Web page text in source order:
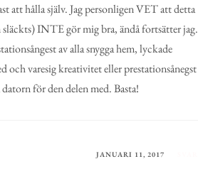
att hålla själv. Jag personligen VET att detta
INTE gör mig bra, ändå fortsätter jag.
av alla snygga hem, lyckade
och varesig kreativitet eller prestationsånegst
för den delen med. Basta!
JANUARI 11, 2017